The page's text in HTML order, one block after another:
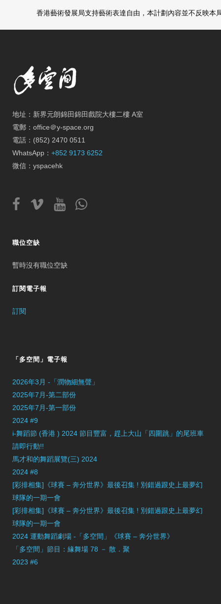
香港藝術發展局支持藝術表達自由，本計劃內容並不反映本
地址：新界元朗錦田錦田戲院大樓二樓 A室
電郵：office＠y-space.org
電話：(852) 2470 0511
WhatsApp： +852 9173 6252
微信：yspacehk
職位空缺
暫時沒有職位空缺
訂閱電子報
訂閱
「多空間」電子報
2026年3月 -「潤物細無聲」
2025年7月-第二部份
2025年7月-第一部份
2024 #9
i-舞蹈節 (香港 ) 2024 節目豐富，趕上大山「四圍跳」的尾班車
請即行動!!
馬才和的舞蹈展覽(三) 2024
2024 #8
[彩排相集]《球賽 – 奔分世界》最後召集 ! 別錯過跟史上最夢幻
球隊的一期一會
[彩排相集]《球賽 – 奔分世界》最後召集 ! 別錯過跟史上最夢幻
球隊的一期一會
2024 運動舞蹈劇場 -「多空間」《球賽 – 奔分世界》
「多空間」節目：緣舞場 78 － 散．聚
2023 #6